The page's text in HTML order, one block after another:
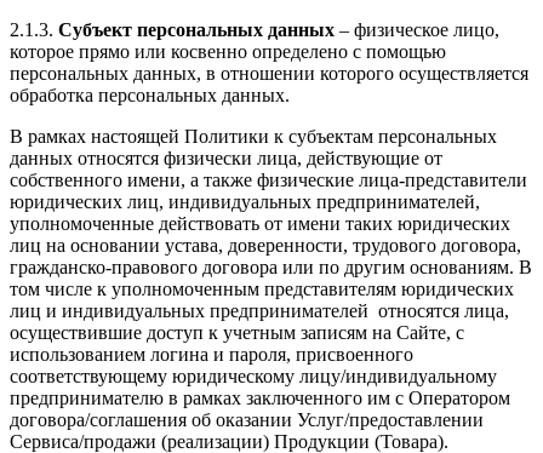
2.1.3. Субъект персональных данных – физическое лицо,
которое прямо или косвенно определено с помощью
персональных данных, в отношении которого осуществляется
обработка персональных данных.
В рамках настоящей Политики к субъектам персональных
данных относятся физически лица, действующие от
собственного имени, а также физические лица-представители
юридических лиц, индивидуальных предпринимателей,
уполномоченные действовать от имени таких юридических
лиц на основании устава, доверенности, трудового договора,
гражданско-правового договора или по другим основаниям. В
том числе к уполномоченным представителям юридических
лиц и индивидуальных предпринимателей относятся лица,
осуществившие доступ к учетным записям на Сайте, с
использованием логина и пароля, присвоенного
соответствующему юридическому лицу/индивидуальному
предпринимателю в рамках заключенного им с Оператором
договора/соглашения об оказании Услуг/предоставлении
Сервиса/продажи (реализации) Продукции (Товара).